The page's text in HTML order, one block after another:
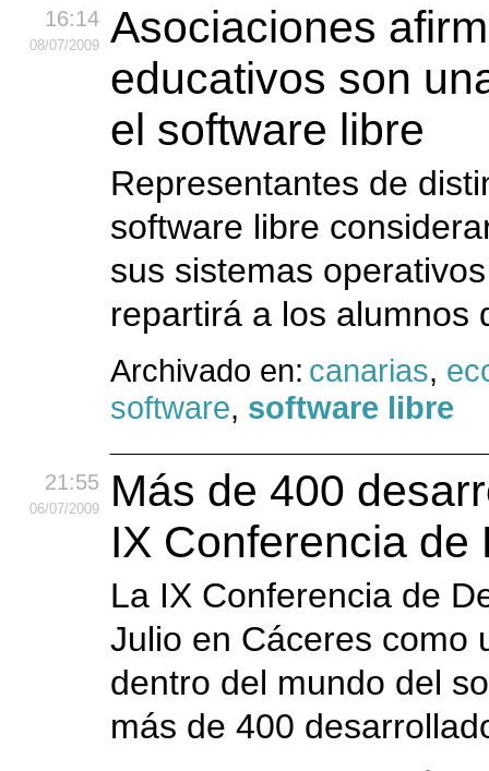
16:14
08/07/2009
Asociaciones
educativos son
el software libre
Representantes de
software libre
sus sistemas
repartirá a los alumnos
Archivado en: canarias,
software, software libre
21:55
06/07/2009
Más de 400
IX Conferencia
La IX Conferencia de
Julio en Cáceres como
dentro del mundo del
más de 400